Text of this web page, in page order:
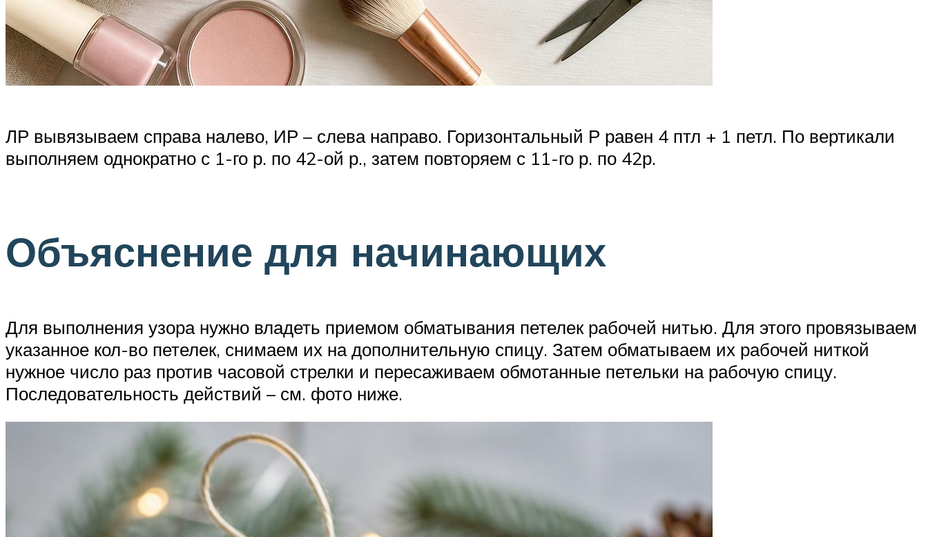
ЛР вывязываем справа налево, ИР – слева направо. Горизонтальный Р равен 4 птл + 1 петл. По вертикали
выполняем однократно с 1-го р. по 42-ой р., затем повторяем с 11-го р. по 42р.
Объяснение для начинающих
Для выполнения узора нужно владеть приемом обматывания петелек рабочей нитью. Для этого провязываем
указанное кол-во петелек, снимаем их на дополнительную спицу. Затем обматываем их рабочей ниткой
нужное число раз против часовой стрелки и пересаживаем обмотанные петельки на рабочую спицу.
Последовательность действий – см. фото ниже.